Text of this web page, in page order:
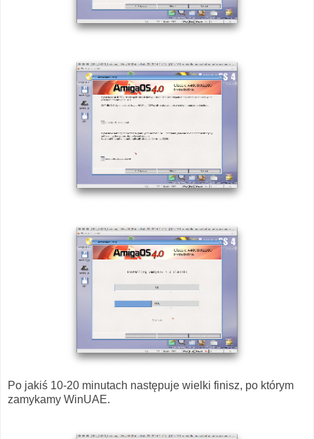
Po jakiś 10-20 minutach następuje wielki finisz, po którym
zamykamy WinUAE.